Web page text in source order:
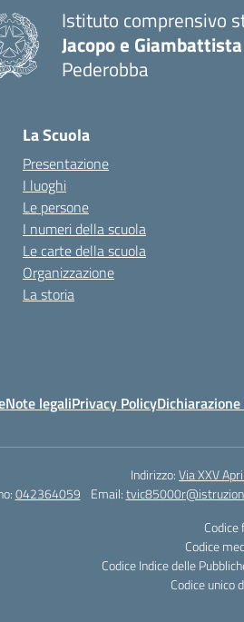
Istituto comprensivo
Jacopo e
Pederobba
La Scuola
Presentazione
I luoghi
Le persone
I numeri della scuola
Le carte della scuola
Organizzazione
La storia
Note legaliPrivacy Policy
Indirizzo:Via XXV
042364059 Email:
Codice
Codice Indice delle
Codice unico